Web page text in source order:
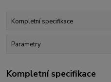
Kompletní specifikace
Parametry
Kompletní specifikace